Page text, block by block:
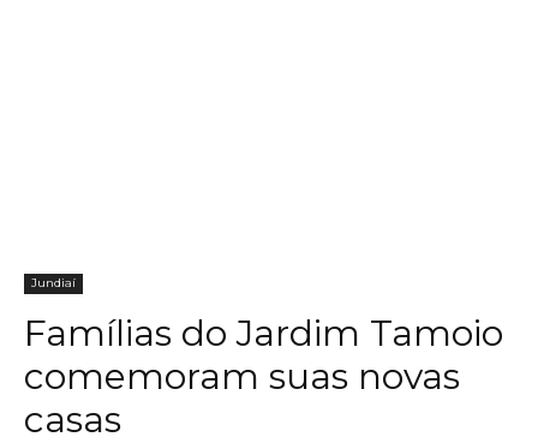
Jundiaí
Famílias do Jardim Tamoio
comemoram suas novas
casas